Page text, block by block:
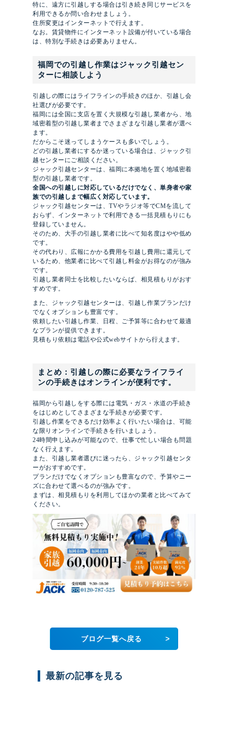
特に、遠方に引越しする場合は引き続き同じサービスを
利用できるか問い合わせましょう。
住所変更はインターネットで行えます。
なお。賃貸物件にインターネット設備が付いている場合
は、特別な手続きは必要ありません。
福岡での引越し作業はジャック引越セン
ターに相談しよう
引越しの際にはライフラインの手続きのほか、引越し会
社選びが必要です。
福岡には全国に支店を置く大規模な引越し業者から、地
域密着型の引越し業者までさまざまな引越し業者が選べ
ます。
だからこそ迷ってしまうケースも多いでしょう。
どの引越し業者にするか迷っている場合は、ジャック引
越センターにご相談ください。
ジャック引越センターは、福岡に本拠地を置く地域密着
型の引越し業者です。
全国への引越しに対応しているだけでなく、単身者や家
族での引越しまで幅広く対応しています。
ジャック引越センターは、TVやラジオ等でCMを流して
おらず、インターネットで利用できる一括見積もりにも
登録していません。
そのため、大手の引越し業者に比べて知名度はやや低め
です。
その代わり、広報にかかる費用を引越し費用に還元して
いるため、他業者に比べて引越し料金がお得なのが強み
です。
引越し業者同士を比較したいならば、相見積もりがおす
すめです。
また、ジャック引越センターは、引越し作業プランだけ
でなくオプションも豊富です。
依頼したい引越し作業、日程、ご予算等に合わせて最適
なプランが提供できます。
見積もり依頼は電話や公式webサイトから行えます。
まとめ：引越しの際に必要なライフライ
ンの手続きはオンラインが便利です。
福岡から引越しをする際には電気・ガス・水道の手続き
をはじめとしてさまざまな手続きが必要です。
引越し作業をできるだけ効率よく行いたい場合は、可能
な限りオンラインで手続きを行いましょう。
24時間申し込みが可能なので、仕事で忙しい場合も問題
なく行えます。
また、引越し業者選びに迷ったら、ジャック引越センタ
ーがおすすめです。
プランだけでなくオプションも豊富なので、予算やニー
ズに合わせて選べるのが強みです。
まずは、相見積もりを利用してほかの業者と比べてみて
ください。
ブログ一覧へ戻る >
最新の記事を見る